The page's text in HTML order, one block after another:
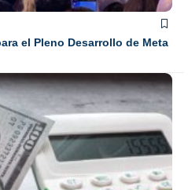
el Pleno Desarrollo de Meta